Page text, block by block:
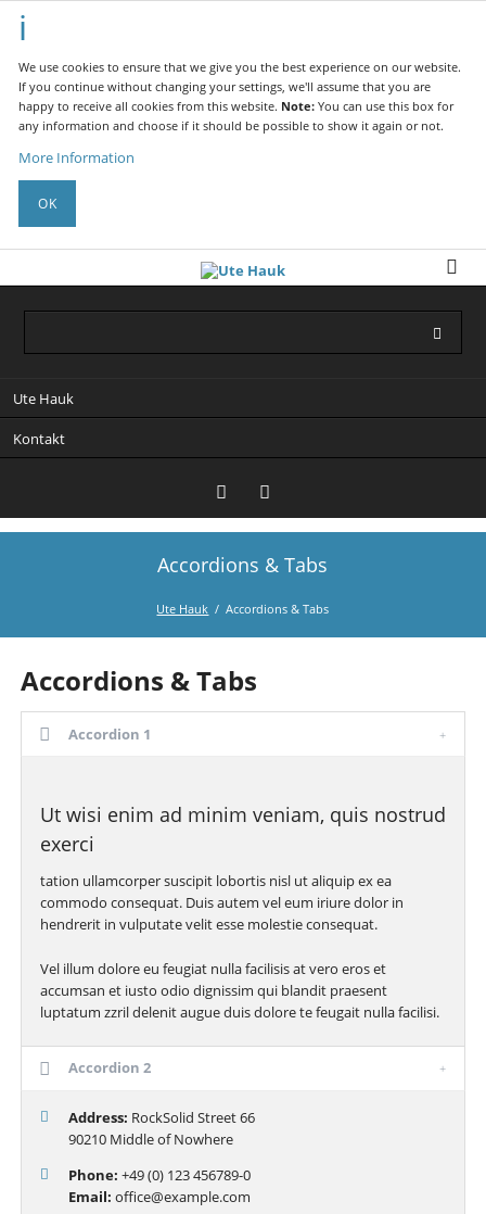
We use cookies to ensure that we give you the best experience on our website.
If you continue without changing your settings, we'll assume that you are
happy to receive all cookies from this website. Note:You can use this box for
any information and choose if it should be possible to show it again or not.
More Information
OK
navigation
Ute Hauk
Kontakt
FacebookInstagram
Accordions & Tabs
Ute Hauk Accordions & Tabs
Accordions & Tabs
Accordion 1
Ut wisi enim ad minim veniam, quis nostrud
exerci
tation ullamcorper suscipit lobortis nisl ut aliquip ex ea
commodo consequat. Duis autem vel eum iriure dolor in
hendrerit in vulputate velit esse molestie consequat.
Vel illum dolore eu feugiat nulla facilisis at vero eros et
accumsan et iusto odio dignissim qui blandit praesent
luptatum zzril delenit augue duis dolore te feugait nulla facilisi.
Accordion 2
Address: RockSolid Street 66
90210 Middle of Nowhere
Phone: +49 (0) 123 456789-0
Email: office@example.com